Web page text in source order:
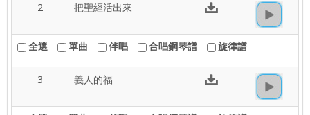
2 把聖經活出來
全選 單曲 伴唱 合唱鋼琴譜 旋律譜
3 義人的福